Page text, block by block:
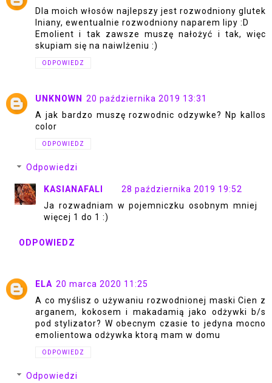
Dla moich włosów najlepszy jest rozwodniony glutek
lniany, ewentualnie rozwodniony naparem lipy :D
Emolient i tak zawsze muszę nałożyć i tak, więc
skupiam się na naiwlżeniu :)
ODPOWIEDZ
UNKNOWN
20 października 2019 13:31
A jak bardzo muszę rozwodnic odzywke? Np kallos
color
ODPOWIEDZ
Odpowiedzi
KASIANAFALI
28 października 2019 19:52
Ja rozwadniam w pojemniczku osobnym mniej
więcej 1 do 1 :)
ODPOWIEDZ
ELA 20 marca 2020 11:25
A co myślisz o używaniu rozwodnionej maski Cien z
arganem, kokosem i makadamią jako odżywki b/s
pod stylizator? W obecnym czasie to jedyna mocno
emolientowa odżywka ktorą mam w domu
ODPOWIEDZ
Odpowiedzi